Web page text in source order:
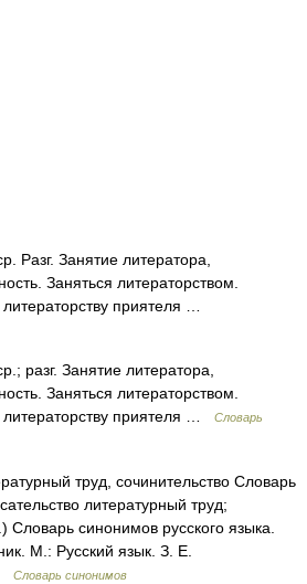
Разг. Занятие литератора,
Заняться литераторством.
приятеля …
разг. Занятие литератора,
Заняться литераторством.
приятеля …
Словарь
труд, сочинительство Словарь
литературный труд;
Словарь синонимов русского языка.
М.: Русский язык. З. Е.
Словарь синонимов